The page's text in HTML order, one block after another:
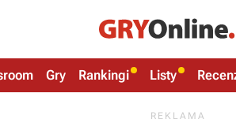
Gry Rankingi Listy